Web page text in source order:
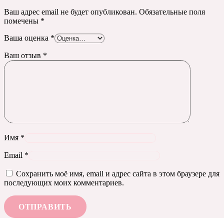
Ваш адрес email не будет опубликован. Обязательные поля
помечены *
Ваша оценка *
Ваш отзыв *
Имя *
Email *
Сохранить моё имя, email и адрес сайта в этом браузере для
последующих моих комментариев.